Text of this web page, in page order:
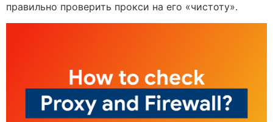
правильно проверить прокси на его «чистоту».